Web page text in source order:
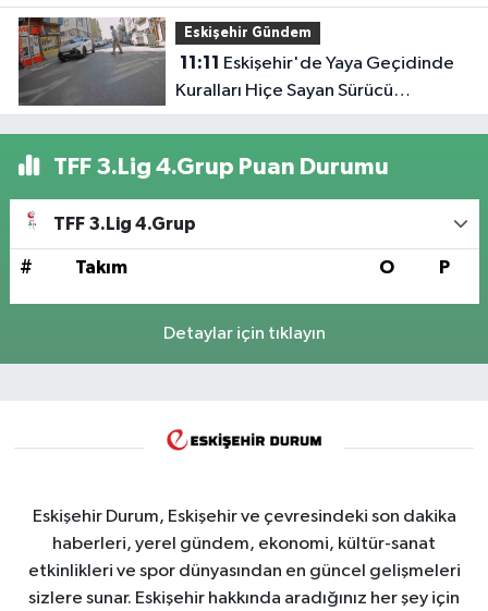
Eskişehir Gündem
11:11
Kuralları Hiçe Sayan Sürücü
Kameraya Yansıdı
TFF 3.Lig 4.Grup Puan Durumu
TFF 3.Lig 4.Grup
# Takım O P
Detaylar için tıklayın
Eskişehir Durum, Eskişehir ve çevresindeki son dakika
haberleri, yerel gündem, ekonomi, kültür-sanat
etkinlikleri ve spor dünyasından en güncel gelişmeleri
sizlere sunar. Eskişehir hakkında aradığınız her şey için